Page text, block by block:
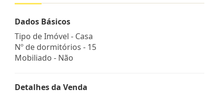
Dados Básicos
Tipo de Imóvel - Casa
Nº de dormitórios - 15
Mobiliado - Não
Detalhes da Venda